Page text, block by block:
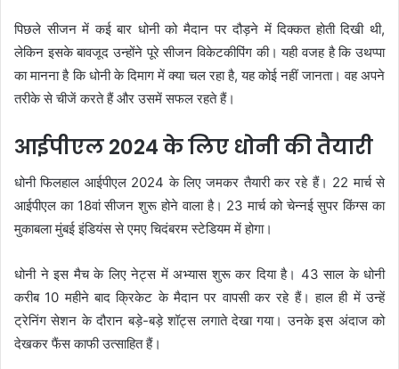
पिछले सीजन में कई बार धोनी को मैदान पर दौड़ने में दिक्कत होती दिखी थी,
लेकिन इसके बावजूद उन्होंने पूरे सीजन विकेटकीपिंग की। यही वजह है कि उथप्पा
का मानना है कि धोनी के दिमाग में क्या चल रहा है, यह कोई नहीं जानता। वह अपने
तरीके से चीजें करते हैं और उसमें सफल रहते हैं।
आईपीएल 2024 के लिए धोनी की तैयारी
धोनी फिलहाल आईपीएल 2024 के लिए जमकर तैयारी कर रहे हैं। 22 मार्च से
आईपीएल का 18वां सीजन शुरू होने वाला है। 23 मार्च को चेन्नई सुपर किंग्स का
मुकाबला मुंबई इंडियंस से एमए चिदंबरम स्टेडियम में होगा।
धोनी ने इस मैच के लिए नेट्स में अभ्यास शुरू कर दिया है। 43 साल के धोनी
करीब 10 महीने बाद क्रिकेट के मैदान पर वापसी कर रहे हैं। हाल ही में उन्हें
ट्रेनिंग सेशन के दौरान बड़े-बड़े शॉट्स लगाते देखा गया। उनके इस अंदाज को
देखकर फैंस काफी उत्साहित हैं।